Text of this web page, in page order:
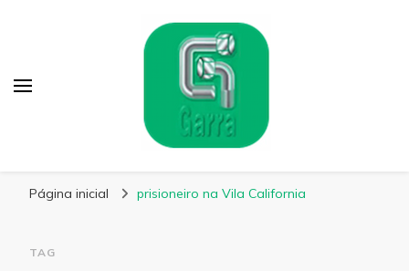
Página inicial prisioneiro na Vila California
TAG